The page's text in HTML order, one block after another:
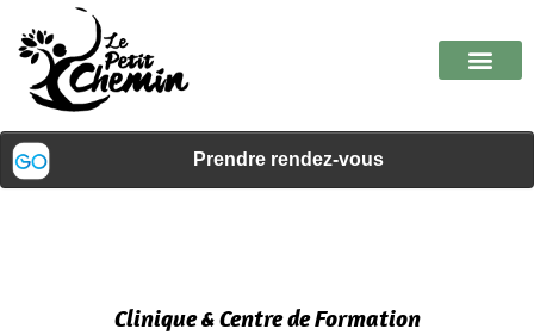
Clinique & Centre de Formation